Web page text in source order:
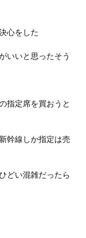
心をした
いいと思ったそう
指定席を買おうと
幹線しか指定は売
どい混雑だったら